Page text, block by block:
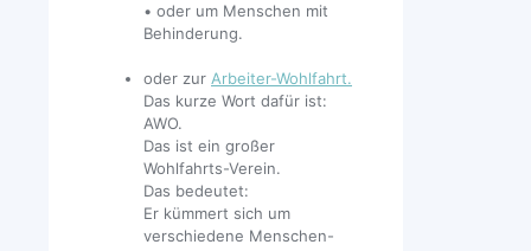
• oder um Menschen mit
Behinderung.
oder zur Arbeiter-Wohlfahrt.
Das kurze Wort dafür ist:
AWO.
Das ist ein großer
Wohlfahrts-Verein.
Das bedeutet:
Er kümmert sich um
verschiedene Menschen-